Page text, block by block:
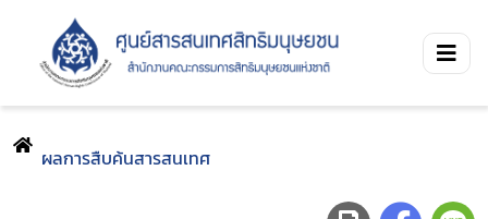
ผลการสืบค้นสารสนเทศ